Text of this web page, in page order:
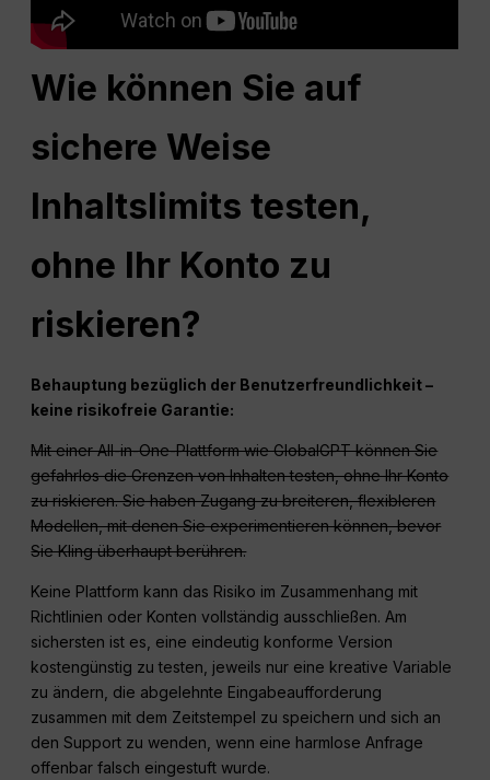
Wie können Sie auf
sichere Weise
Inhaltslimits testen,
ohne Ihr Konto zu
riskieren?
Behauptung bezüglich der Benutzerfreundlichkeit –
keine risikofreie Garantie:
Mit einer All-in-One-Plattform wie GlobalGPT können Sie
gefahrlos die Grenzen von Inhalten testen, ohne Ihr Konto
zu riskieren. Sie haben Zugang zu breiteren, flexibleren
Modellen, mit denen Sie experimentieren können, bevor
Sie Kling überhaupt berühren.
Keine Plattform kann das Risiko im Zusammenhang mit
Richtlinien oder Konten vollständig ausschließen. Am
sichersten ist es, eine eindeutig konforme Version
kostengünstig zu testen, jeweils nur eine kreative Variable
zu ändern, die abgelehnte Eingabeaufforderung
zusammen mit dem Zeitstempel zu speichern und sich an
den Support zu wenden, wenn eine harmlose Anfrage
offenbar falsch eingestuft wurde.